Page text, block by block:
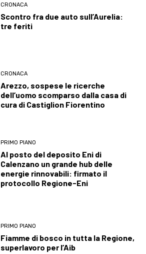
CRONACA
Scontro fra due auto sull’Aurelia:
tre feriti
CRONACA
Arezzo, sospese le ricerche
dell’uomo scomparso dalla casa di
cura di Castiglion Fiorentino
PRIMO PIANO
Al posto del deposito Eni di
Calenzano un grande hub delle
energie rinnovabili: firmato il
protocollo Regione-Eni
PRIMO PIANO
Fiamme di bosco in tutta la Regione,
superlavoro per l’Aib